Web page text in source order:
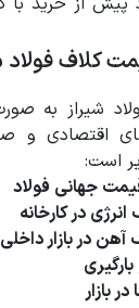
کلاف فولاد
شیراز به
اقتصادی و
است:
جهانی فولاد
در کارخانه
در بازار داخلی
بازار